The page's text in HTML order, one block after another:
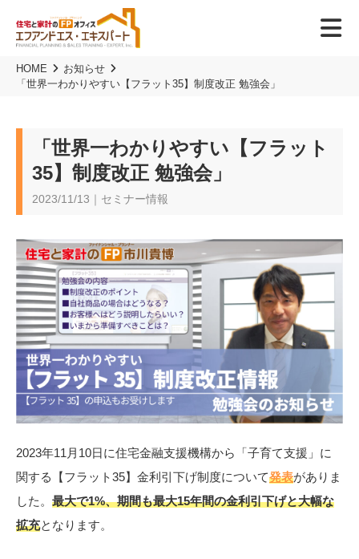
HOME
お知らせ
「世界一わかりやすい【フラット35】制度改正 勉強会」
「世界一わかりやすい【フラット
35】制度改正 勉強会」
2023/11/13｜セミナー情報
2023年11月10日に住宅金融支援機構から「子育て支援」に
関する【フラット35】金利引下げ制度について発表がありま
した。 最大で1%、期間も最大15年間の金利引下げと大幅な
拡充となります。